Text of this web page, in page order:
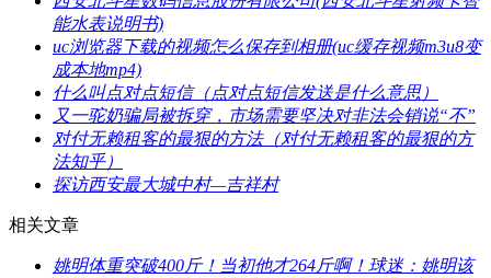
能水表说明书)
​uc浏览器下载的视频怎么保存到相册(uc缓存视频m3u8变
成本地mp4)
​什么叫点对点短信（点对点短信发送是什么意思）
​又一驼奶骗局被拆穿，市场需要坚决对非法会销说“不”
​对付无赖租客的最狠的方法（对付无赖租客的最狠的方
法知乎）
​探访西安最大城中村—吉祥村
相关文章
​姚明体重突破400斤！当初他才264斤啊！球迷：姚明该